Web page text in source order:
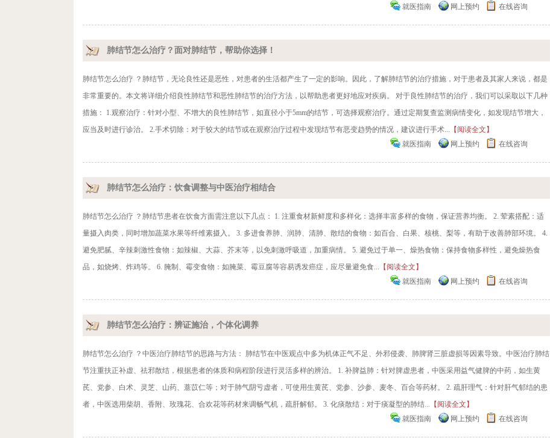
就医指南
网上预约 在线咨询
肺结节怎么治疗？面对肺结节，帮助你选择！
肺结节怎么治疗 ？肺结节，无论良性还是恶性，对患者的生活都产生了一定的影响。因此，了解肺结节的治疗措施，对于患者及其家人来说，都是
非常重要的。本文将详细介绍良性肺结节和恶性肺结节的治疗方法，以帮助患者更好地应对疾病。 对于良性肺结节的治疗，我们可以采取以下几种
措施： 1.观察治疗：针对小型、不增大的良性肺结节，如直径小于5mm的结节，可选择观察治疗。通过定期复查监测病情变化，如发现结节增大，
应当及时进行诊治。 2.手术切除：对于较大的结节或在观察治疗过程中发现结节有恶变趋势的情况，建议进行手术... 【阅读全文】
就医指南
网上预约 在线咨询
肺结节怎么治疗：饮食调整与中医治疗相结合
肺结节怎么治疗 ？肺结节患者在饮食方面需注意以下几点： 1. 注重食材新鲜度和多样化：选择丰富多样的食物，保证营养均衡。 2. 荤素搭配：适
量摄入肉类，同时增加蔬菜水果等纤维素摄入。 3. 多进食养肺、润肺、清肺、散结的食物：如百合、白果、核桃、梨等，有助于改善肺部环境。 4.
避免肥腻、辛辣刺激性食物：如辣椒、大蒜、芥末等，以免刺激呼吸道，加重病情。 5. 避免过于单一、燥热食物：保持食物多样性，避免燥热食
品，如烧烤、炸鸡等。 6. 腌制、霉变食物：如腌菜、霉豆腐等容易诱发癌症，应尽量避免食... 【阅读全文】
就医指南
网上预约 在线咨询
肺结节怎么治疗：辨证施治，个体化调养
肺结节怎么治疗 ？中医治疗肺结节的思路与方法： 肺结节在中医观点中多为机体正气不足、外邪侵袭、肺脾肾三脏虚损等因素导致。中医治疗肺结
节注重扶正补虚、祛邪散结，根据患者的体质和病程阶段进行灵活多样的辨治。 1. 补脾益肺：针对脾虚患者，中医采用益气健脾的中药，如生黄
芪、党参、白术、灵芝、山药、薏苡仁等；对于肺气阴亏虚者，可使用生黄芪、党参、沙参、麦冬、百合等药材。 2. 疏肝理气：针对肝气郁结的患
者，中医选用柴胡、香附、玫瑰花、合欢花等药材来调畅气机，疏肝解郁。 3. 化痰散结：对于痰凝型的肺结... 【阅读全文】
就医指南
网上预约 在线咨询